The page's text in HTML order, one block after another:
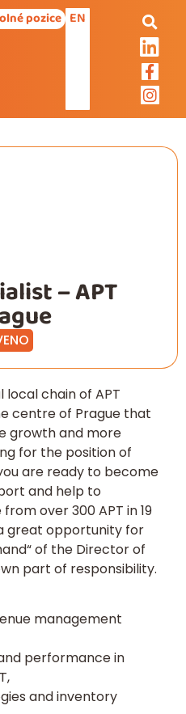
pozice EN
– APT
local chain of APT
centre of Prague that
growth and more
for the position of
are ready to become
and help to
over 300 APT in 19
great opportunity for
of the Director of
part of responsibility.
management
performance in
and inventory